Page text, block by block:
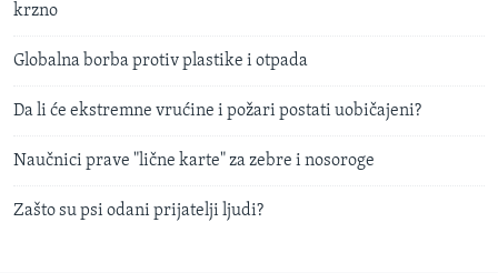
krzno
Globalna borba protiv plastike i otpada
Da li će ekstremne vrućine i požari postati uobičajeni?
Naučnici prave "lične karte" za zebre i nosoroge
Zašto su psi odani prijatelji ljudi?